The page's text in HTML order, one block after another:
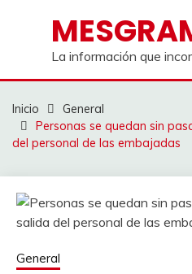
contenidoLa información que
Inicio
General
Personas se quedan sin
del personal de las embajadas
General